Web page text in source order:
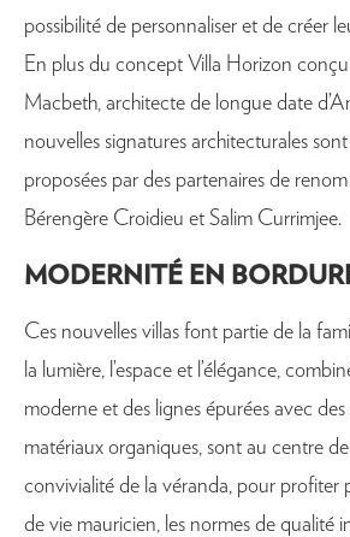
possibilité de personnaliser et de créer
En plus du concept Villa Horizon
Macbeth, architecte de longue date
nouvelles signatures architecturales
proposées par des partenaires de
Bérengère Croidieu et Salim Currimjee.
MODERNITÉ EN
Ces nouvelles villas font partie de la
la lumière, l’espace et l’élégance,
moderne et des lignes épurées avec
matériaux organiques, sont au centre
convivialité de la véranda, pour profiter
de vie mauricien, les normes de qualité